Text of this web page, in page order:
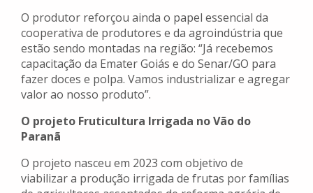
O produtor reforçou ainda o papel essencial da
cooperativa de produtores e da agroindústria que
estão sendo montadas na região: “Já recebemos
capacitação da Emater Goiás e do Senar/GO para
fazer doces e polpa. Vamos industrializar e agregar
valor ao nosso produto”.
O projeto Fruticultura Irrigada no Vão do
Paranã
O projeto nasceu em 2023 com objetivo de
viabilizar a produção irrigada de frutas por famílias